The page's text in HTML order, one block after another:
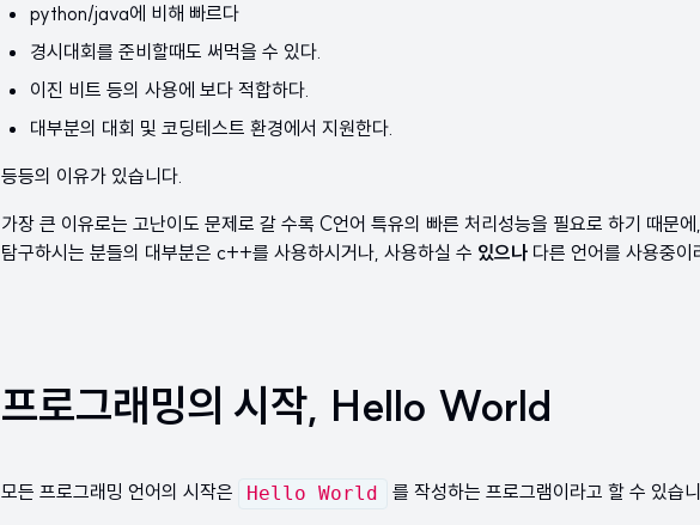
python/java에 비해 빠르다
경시대회를 준비할때도 써먹을 수 있다.
이진 비트 등의 사용에 보다 적합하다.
대부분의 대회 및 코딩테스트 환경에서 지원한다.
등등의 이유가 있습니다.
가장 큰 이유로는 고난이도 문제로 갈 수록 C언어 특유의 빠른 처리성능을 필요로 하기 때문에
탐구하시는 분들의 대부분은 c++를 사용하시거나, 사용하실 수 있으나 다른 언어를 사용중이
프로그래밍의 시작, Hello World
모든 프로그래밍 언어의 시작은 Hello World 를 작성하는 프로그램이라고 할 수 있습